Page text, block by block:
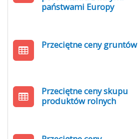
państwami Europy
Przeciętne ceny gruntów
Przeciętne ceny skupu
produktów rolnych